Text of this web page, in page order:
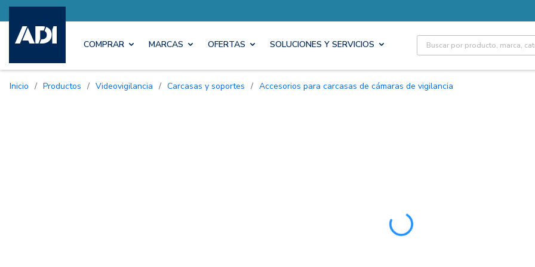
COMPRAR MARCAS OFERTAS SOLUCIONES Y SERVICIOS Site Search
Inicio / Productos / Videovigilancia / Carcasas y soportes / Accesorios para carcasas de cámaras de vigilancia